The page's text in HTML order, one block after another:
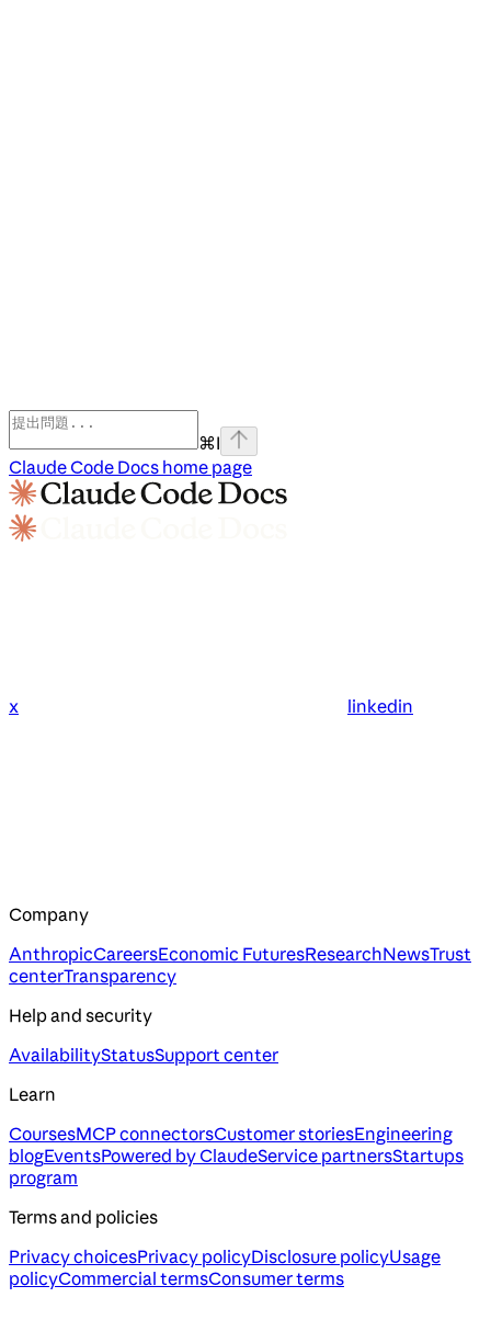
⌘I
Claude Code Docs home page
x linkedin
Company
AnthropicCareersEconomic FuturesResearchNewsTrust
centerTransparency
Help and security
AvailabilityStatusSupport center
Learn
CoursesMCP connectorsCustomer storiesEngineering
blogEventsPowered by ClaudeService partnersStartups
program
Terms and policies
Privacy choicesPrivacy policyDisclosure policyUsage
policyCommercial termsConsumer terms